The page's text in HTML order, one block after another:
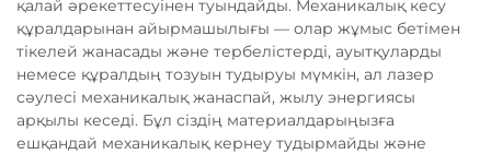
қалай әрекеттесуінен туындайды. Механикалық кесу
құралдарынан айырмашылығы — олар жұмыс бетімен
тікелей жанасады және тербелістерді, ауытқуларды
немесе құралдың тозуын тудыруы мүмкін, ал лазер
сәулесі механикалық жанаспай, жылу энергиясы
арқылы кеседі. Бұл сіздің материалдарыңызға
ешқандай механикалық кернеу тудырмайды және